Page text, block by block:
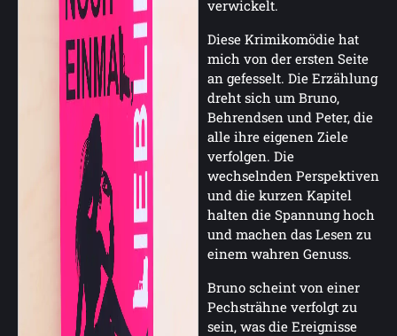
verwickelt.
Diese Krimikomödie hat
mich von der ersten Seite
an gefesselt. Die Erzählung
dreht sich um Bruno,
Behrendsen und Peter, die
alle ihre eigenen Ziele
verfolgen. Die
wechselnden Perspektiven
und die kurzen Kapitel
halten die Spannung hoch
und machen das Lesen zu
einem wahren Genuss.
Bruno scheint von einer
Pechsträhne verfolgt zu
sein, was die Ereignisse